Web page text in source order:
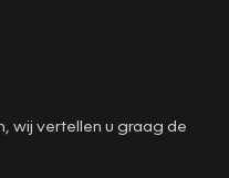
wij vertellen u graag de